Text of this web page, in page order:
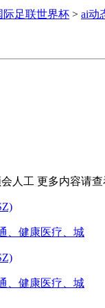
际足联世界杯 > ai动
人工 更多内容请查
、健康医疗、城
、健康医疗、城